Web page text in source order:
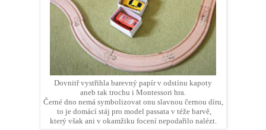
Dovnitř vystřihla barevný papír v odstínu kapoty
aneb tak trochu i Montessori hra.
Černé dno nemá symbolizovat onu slavnou černou díru,
to je domácí stáj pro model passata v téže barvě,
který však ani v okamžiku focení nepodařilo nalézt.